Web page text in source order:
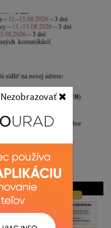
Nezobrazovať